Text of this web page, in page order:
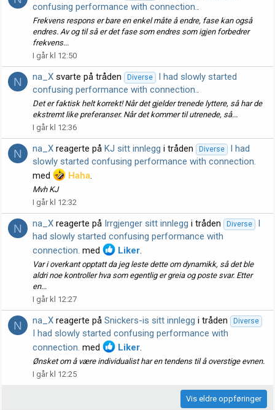
confusing performance with connection..
Frekvens respons er bare en enkel måte å endre, fase kan også
endres. Av og til så er det fase som endres som igjen forbedrer
frekvens...
I går kl 12:50
N na_X svarte på tråden Diverse
I had slowly started
confusing performance with connection..
Det er faktisk helt korrekt! Når det gjelder trenede lyttere, så har de
ekstremt like preferanser. Når det kommer til utrenede, så...
I går kl 12:36
N na_X reagerte på KJ sitt innlegg i tråden Diverse
I had
slowly started confusing performance with connection.
med
Haha.
Mvh KJ
I går kl 12:32
N na_X reagerte på Irrgjenger sitt innlegg i tråden Diverse
I
had slowly started confusing performance with
connection. med Liker.
Var i overkant opptatt da jeg leste dette om dynamikk, så det ble
aldri noe kontroller hva som egentlig er greia og poste svar. Etter
en...
I går kl 12:27
N na_X reagerte på Snickers-is sitt innlegg i tråden Diverse
I had slowly started confusing performance with
connection. med Liker.
Ønsket om å være individualist har en tendens til å overstige evnen.
I går kl 12:25
Vis eldre oppføringer